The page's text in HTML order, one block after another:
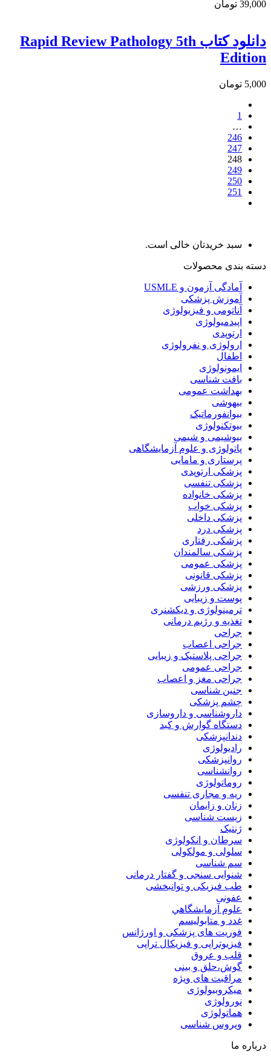
39,000 تومان
دانلود کتاب Rapid Review Pathology 5th
Edition
5,000 تومان
1
…
246
247
248
249
250
251
سبد خریدتان خالی است.
دسته بندی محصولات
آمادگی آزمون و USMLE
آموزش پزشکی
آناتومی و فیزیولوژی
اپیدمیولوژی
ارتوپدی
ارولوژی و نفرولوژی
اطفال
ایمونولوژی
بافت شناسی
بهداشت عمومی
بیهوشی
بیوانفورماتیک
بیوتکنولوژی
بیوشیمی و شیمی
پاتولوژی و علوم آزمایشگاهی
پرستاری و مامایی
پزشکی ارتوپدی
پزشکی تنفسی
پزشکی خانواده
پزشکی خواب
پزشکی داخلی
پزشکی درد
پزشکی رفتاری
پزشکی سالمندان
پزشکی عمومی
پزشکی قانونی
پزشکی ورزشی
پوست و زیبایی
ترمینولوژی و دیکشنری
تغذیه و رژیم درمانی
جراحی
جراحی اعصاب
جراحی پلاستیک و زیبایی
جراحی عمومی
جراحی مغز و اعصاب
جنین شناسی
چشم پزشکی
داروشناسی و داروسازی
دستگاه گوارش و کبد
دندانپزشکی
رادیولوژی
روانپزشکی
روانشناسی
روماتولوژی
ریه و مجاری تنفسی
زنان و زایمان
زیست شناسی
ژنتیک
سرطان و انکولوژی
سلولی و مولکولی
سم شناسی
شنوایی سنجی و گفتار درمانی
طب فیزیکی و توانبخشی
عفونی
علوم آزمايشگاهي
غدد و متابولیسم
فوریت های پزشکی و اورژانس
فیزیوتراپی و فیزیکال تراپی
قلب و عروق
گوش،حلق و بینی
مراقبت های ویژه
میکروبیولوژی
نورولوژی
هماتولوژی
ویروس شناسی
درباره ما